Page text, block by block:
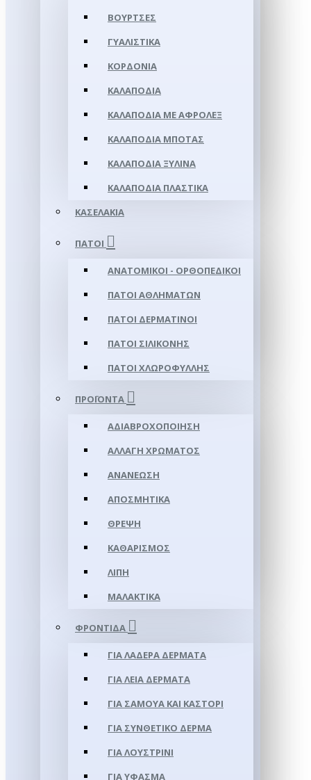
ΒΟΎΡΤΣΕΣ
ΓΥΑΛΙΣΤΙΚΆ
ΚΟΡΔΌΝΙΑ
ΚΑΛΑΠΌΔΙΑ
ΚΑΛΑΠΌΔΙΑ ΜΕ ΑΦΡΟΛΕΞ
ΚΑΛΑΠΌΔΙΑ ΜΠΌΤΑΣ
ΚΑΛΑΠΌΔΙΑ ΞΎΛΙΝΑ
ΚΑΛΑΠΌΔΙΑ ΠΛΑΣΤΙΚΆ
ΚΑΣΕΛΆΚΙΑ
ΠΆΤΟΙ
ΑΝΑΤΟΜΙΚΟΊ - ΟΡΘΟΠΕΔΙΚΟΊ
ΠΆΤΟΙ ΑΘΛΗΜΆΤΩΝ
ΠΆΤΟΙ ΔΕΡΜΆΤΙΝΟΙ
ΠΆΤΟΙ ΣΙΛΙΚΌΝΗΣ
ΠΆΤΟΙ ΧΛΩΡΟΦΎΛΛΗΣ
ΠΡΟΪΌΝΤΑ
ΑΔΙΑΒΡΟΧΟΠΟΊΗΣΗ
ΑΛΛΑΓΉ ΧΡΏΜΑΤΟΣ
ΑΝΑΝΈΩΣΗ
ΑΠΟΣΜΗΤΙΚΆ
ΘΡΈΨΗ
ΚΑΘΑΡΙΣΜΌΣ
ΛΊΠΗ
ΜΑΛΑΚΤΙΚΆ
ΦΡΟΝΤΊΔΑ
ΓΙΑ ΛΑΔΕΡΆ ΔΈΡΜΑΤΑ
ΓΙΑ ΛΕΊΑ ΔΈΡΜΑΤΑ
ΓΙΑ ΣΑΜΟΥΑ ΚΑΙ ΚΑΣΤΌΡΙ
ΓΙΑ ΣΥΝΘΕΤΙΚΌ ΔΈΡΜΑ
ΓΙΑ ΛΟΥΣΤΡΊΝΙ
ΓΙΑ ΥΦΑΣΜΑ